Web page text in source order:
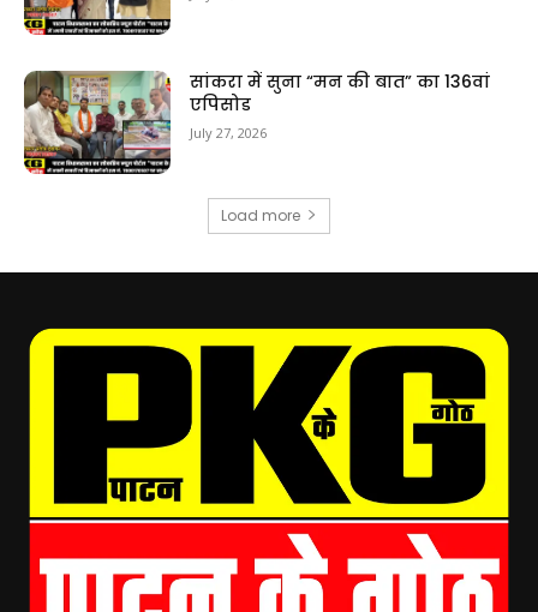
सांकरा में सुना “मन की बात” का 136वां
एपिसोड
July 27, 2026
Load more